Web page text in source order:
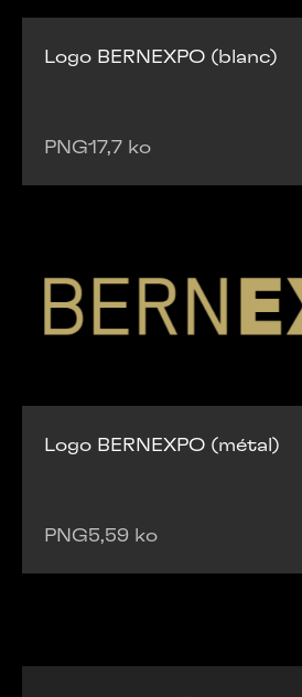
Logo BERNEXPO (blanc)
PNG17,7 ko
Logo BERNEXPO (métal)
PNG5,59 ko